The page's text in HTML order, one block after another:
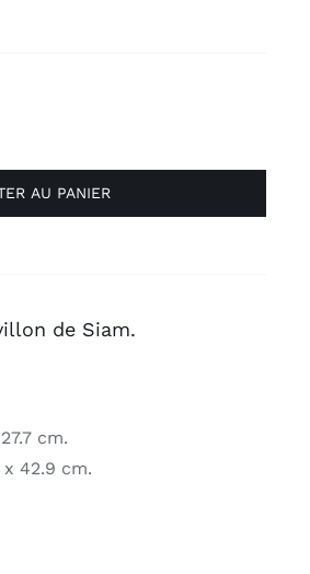
AU PANIER
de Siam.
cm.
42.9 cm.